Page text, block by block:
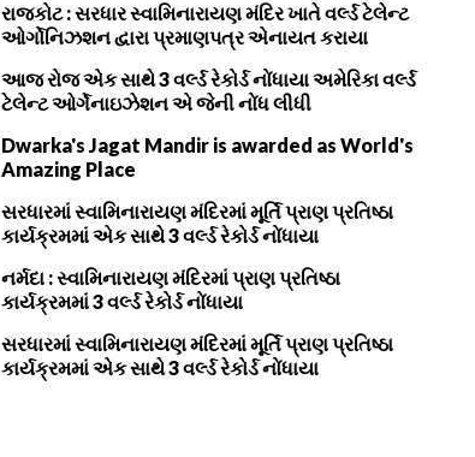
રાજકોટ : સરધાર સ્વામિનારાયણ મંદિર ખાતે વર્લ્ડ ટેલેન્ટ
ઓર્ગોનિઝશન દ્વારા પ્રમાણપત્ર એનાયત કરાયા
આજ રોજ એક સાથે 3 વર્લ્ડ રેકોર્ડ નોંધાયા અમેરિકા વર્લ્ડ
ટેલેન્ટ ઓર્ગેનાઇઝેશન એ જેની નોંધ લીધી
Dwarka's Jagat Mandir is awarded as World's
Amazing Place
સરધારમાં સ્વામિનારાયણ મંદિરમાં મૂર્તિ પ્રાણ પ્રતિષ્ઠા
કાર્યક્રમમાં એક સાથે 3 વર્લ્ડ રેકોર્ડ નોંધાયા
નર્મદા : સ્વામિનારાયણ મંદિરમાં પ્રાણ પ્રતિષ્ઠા
કાર્યક્રમમાં 3 વર્લ્ડ રેકોર્ડ નોંધાયા
સરધારમાં સ્વામિનારાયણ મંદિરમાં મૂર્તિ પ્રાણ પ્રતિષ્ઠા
કાર્યક્રમમાં એક સાથે 3 વર્લ્ડ રેકોર્ડ નોંધાયા